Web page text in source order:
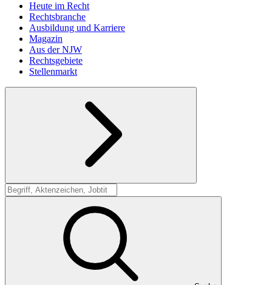
Heute im Recht
Rechtsbranche
Ausbildung und Karriere
Magazin
Aus der NJW
Rechtsgebiete
Stellenmarkt
Suche